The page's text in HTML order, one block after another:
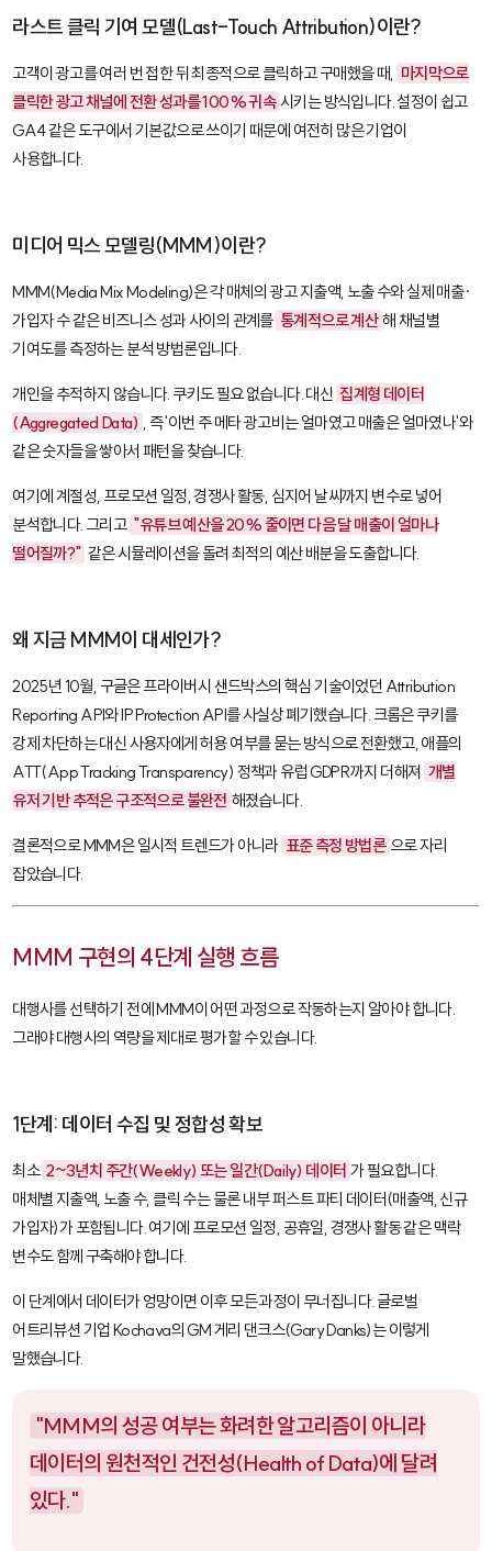
라스트 클릭 기여 모델(Last-Touch Attribution)이란?
고객이 광고를 여러 번 접한 뒤 최종적으로 클릭하고 구매했을 때, 마지막으로
클릭한 광고 채널에 전환 성과를 100% 귀속시키는 방식입니다. 설정이 쉽고
GA4 같은 도구에서 기본값으로 쓰이기 때문에 여전히 많은 기업이
사용합니다.
미디어 믹스 모델링(MMM)이란?
MMM(Media Mix Modeling)은 각 매체의 광고 지출액, 노출 수와 실제 매출·
가입자 수 같은 비즈니스 성과 사이의 관계를 통계적으로 계산 해 채널별
기여도를 측정하는 분석 방법론입니다.
개인을 추적하지 않습니다. 쿠키도 필요 없습니다. 대신 집계형 데이터
(Aggregated Data) , 즉 '이번 주 메타 광고비는 얼마였고 매출은 얼마였나'와
같은 숫자들을 쌓아서 패턴을 찾습니다.
여기에 계절성, 프로모션 일정, 경쟁사 활동, 심지어 날씨까지 변수로 넣어
분석합니다. 그리고 "유튜브 예산을 20% 줄이면 다음 달 매출이 얼마나
떨어질까?" 같은 시뮬레이션을 돌려 최적의 예산 배분을 도출합니다.
왜 지금 MMM이 대세인가?
2025년 10월, 구글은 프라이버시 샌드박스의 핵심 기술이었던 Attribution
Reporting API와IP Protection API를 사실상 폐기했습니다. 크롬은 쿠키를
강제 차단하는 대신 사용자에게 허용 여부를 묻는 방식으로 전환했고, 애플의
ATT(App Tracking Transparency) 정책과 유럽 GDPR까지 더해져 개별
유저 기반 추적은 구조적으로 불완전 해졌습니다.
결론적으로 MMM은 일시적 트렌드가 아니라 표준 측정 방법론 으로 자리
잡았습니다.
MMM 구현의 4단계 실행 흐름
대행사를 선택하기 전에 MMM이 어떤 과정으로 작동하는지 알아야 합니다.
그래야 대행사의 역량을 제대로 평가할 수 있습니다.
1단계: 데이터 수집 및 정합성 확보
최소 2~3년치 주간(Weekly) 또는 일간(Daily) 데이터 가 필요합니다.
매체별 지출액, 노출 수, 클릭 수는 물론 내부 퍼스트 파티 데이터(매출액, 신규
가입자)가 포함됩니다. 여기에 프로모션 일정, 공휴일, 경쟁사 활동 같은 맥락
변수도 함께 구축해야 합니다.
이 단계에서 데이터가 엉망이면 이후 모든 과정이 무너집니다. 글로벌
어트리뷰션 기업 Kochava의 GM 게리 댄크스(Gary Danks)는 이렇게
말했습니다.
"MMM의 성공 여부는 화려한 알고리즘이 아니라
데이터의 원천적인 건전성(Health of Data)에 달려
있다."